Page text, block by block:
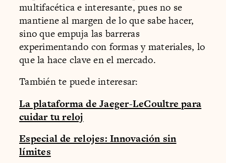
multifacética e interesante, pues no se
mantiene al margen de lo que sabe hacer,
sino que empuja las barreras
experimentando con formas y materiales, lo
que la hace clave en el mercado.
También te puede interesar:
La plataforma de Jaeger-LeCoultre para
cuidar tu reloj
Especial de relojes: Innovación sin
límites